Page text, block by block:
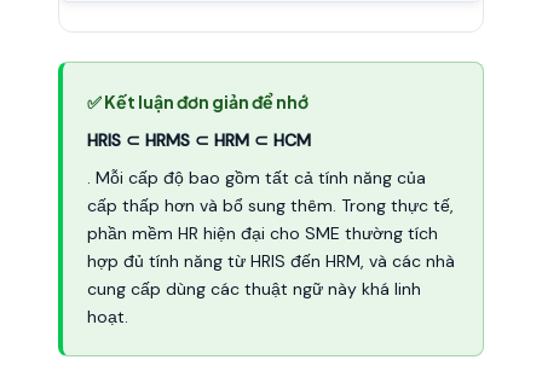
✅ Kết luận đơn giản để nhớ
HRIS ⊂ HRMS ⊂ HRM ⊂ HCM
. Mỗi cấp độ bao gồm tất cả tính năng của
cấp thấp hơn và bổ sung thêm. Trong thực tế,
phần mềm HR hiện đại cho SME thường tích
hợp đủ tính năng từ HRIS đến HRM, và các nhà
cung cấp dùng các thuật ngữ này khá linh
hoạt.